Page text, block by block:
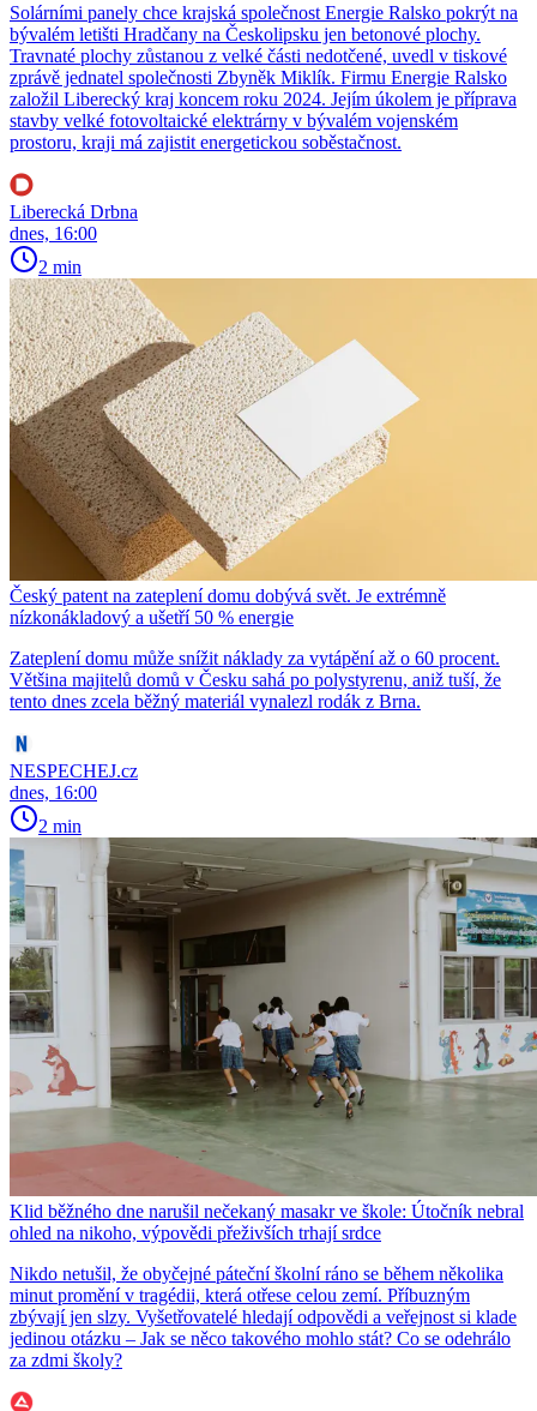
Solárními panely chce krajská společnost Energie Ralsko pokrýt na
bývalém letišti Hradčany na Českolipsku jen betonové plochy.
Travnaté plochy zůstanou z velké části nedotčené, uvedl v tiskové
zprávě jednatel společnosti Zbyněk Miklík. Firmu Energie Ralsko
založil Liberecký kraj koncem roku 2024. Jejím úkolem je příprava
stavby velké fotovoltaické elektrárny v bývalém vojenském
prostoru, kraji má zajistit energetickou soběstačnost.
Liberecká Drbna
dnes, 16:00
2 min
Český patent na zateplení domu dobývá svět. Je extrémně
nízkonákladový a ušetří 50 % energie
Zateplení domu může snížit náklady za vytápění až o 60 procent.
Většina majitelů domů v Česku sahá po polystyrenu, aniž tuší, že
tento dnes zcela běžný materiál vynalezl rodák z Brna.
NESPECHEJ.cz
dnes, 16:00
2 min
Klid běžného dne narušil nečekaný masakr ve škole: Útočník nebral
ohled na nikoho, výpovědi přeživších trhají srdce
Nikdo netušil, že obyčejné páteční školní ráno se během několika
minut promění v tragédii, která otřese celou zemí. Příbuzným
zbývají jen slzy. Vyšetřovatelé hledají odpovědi a veřejnost si klade
jedinou otázku – Jak se něco takového mohlo stát? Co se odehrálo
za zdmi školy?